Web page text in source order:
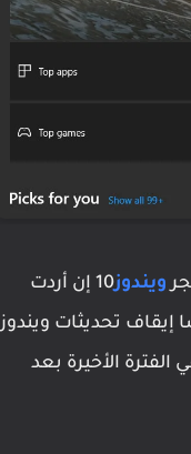
ويندوز
10 إن أردت
إيقاف تحديثات ويندوز
الأخيرة بعد